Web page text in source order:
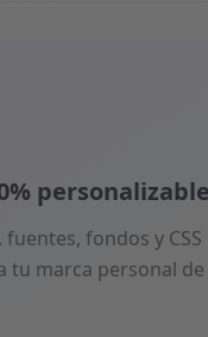
personalizable
fuentes, fondos y
tu marca personal